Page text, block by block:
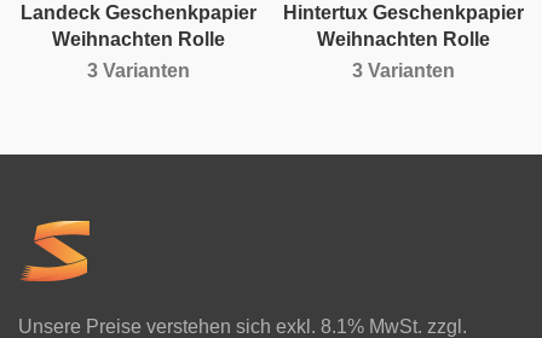
Landeck Geschenkpapier
Weihnachten Rolle
3 Varianten
Hintertux Geschenkpapier
Weihnachten Rolle
3 Varianten
Unsere Preise verstehen sich exkl. 8.1% MwSt. zzgl.